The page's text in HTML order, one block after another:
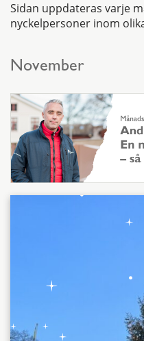
Sidan uppdateras varje
nyckelpersoner inom
November